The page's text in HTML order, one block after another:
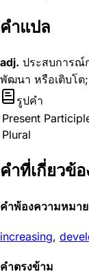
คำแปล
adj. ประสบการณ์
พัฒนา หรือเติบโต
รูปคำ
Present
Plural
คำที่เกี่ยวข้อ
คำพ้องความหมาย
increasing,
คำตรงข้าม